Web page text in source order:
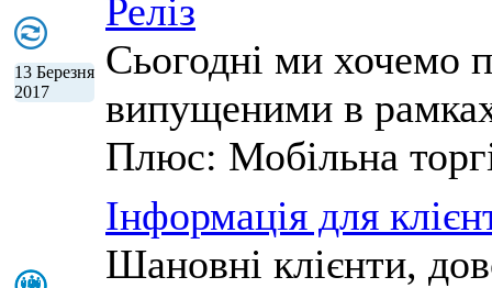
13 Березня
2017
Реліз
Сьогодні ми хочемо
випущеними в
Плюс: Мобільна
Інформація для
Шановні клієнти,